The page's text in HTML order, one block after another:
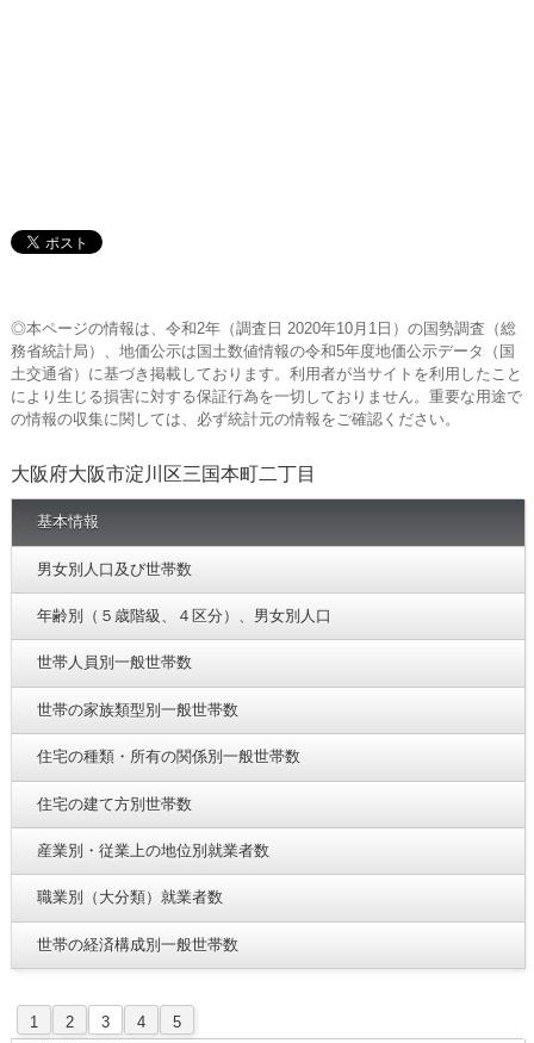
◎本ページの情報は、令和2年（調査日 2020年10月1日）の国勢調査（総
務省統計局）、地価公示は国土数値情報の令和5年度地価公示データ（国
土交通省）に基づき掲載しております。利用者が当サイトを利用したこと
により生じる損害に対する保証行為を一切しておりません。重要な用途で
の情報の収集に関しては、必ず統計元の情報をご確認ください。
大阪府大阪市淀川区三国本町二丁目
基本情報
男女別人口及び世帯数
年齢別（５歳階級、４区分）、男女別人口
世帯人員別一般世帯数
世帯の家族類型別一般世帯数
住宅の種類・所有の関係別一般世帯数
住宅の建て方別世帯数
産業別・従業上の地位別就業者数
職業別（大分類）就業者数
世帯の経済構成別一般世帯数
1 2 3 4
5